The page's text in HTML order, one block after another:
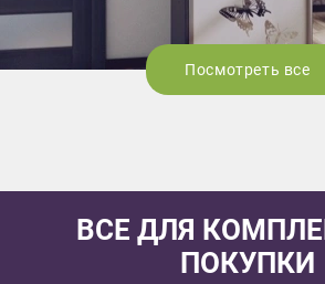
Посмотреть все
ВСЕ ДЛЯ
ПОКУПКИ